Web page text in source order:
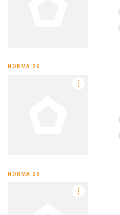
NORMA 26
NORMA 26